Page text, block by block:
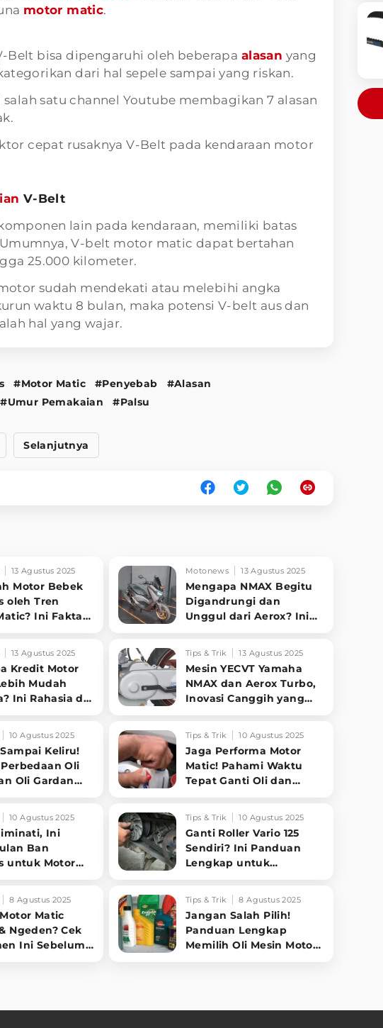
motor matic.
Belt bisa dipengaruhi oleh beberapa alasan yang
dari hal sepele sampai yang riskan.
satu channel Youtube membagikan 7 alasan
cepat rusaknya V-Belt pada kendaraan motor
V-Belt
lain pada kendaraan, memiliki batas
V-belt motor matic dapat bertahan
25.000 kilometer.
sudah mendekati atau melebihi angka
waktu 8 bulan, maka potensi V-belt aus dan
hal yang wajar.
#Motor Matic #Penyebab
#Alasan
#Umur Pemakaian #Palsu
Selanjutnya
13 Agustus 2025
Motor Bebek
oleh Tren
Ini Fakta
Motonews 13 Agustus 2025
Mengapa NMAX Begitu
Digandrungi dan
Unggul dari Aerox? Ini
13 Agustus 2025
Kredit Motor
Mudah
Ini Rahasia di
Tips & Trik 13 Agustus 2025
Mesin YECVT Yamaha
NMAX dan Aerox Turbo,
Inovasi Canggih yang
10 Agustus 2025
Keliru!
Oli
Oli Gardan
Tips & Trik 10 Agustus 2025
Jaga Performa Motor
Matic! Pahami Waktu
Tepat Ganti Oli dan
10 Agustus 2025
Ini
Ban
untuk Motor
Tips & Trik 10 Agustus 2025
Ganti Roller Vario 125
Sendiri? Ini Panduan
Lengkap untuk
8 Agustus 2025
Matic
Ngeden? Cek
Ini Sebelum
Tips & Trik 8 Agustus 2025
Jangan Salah Pilih!
Panduan Lengkap
Memilih Oli Mesin Motor